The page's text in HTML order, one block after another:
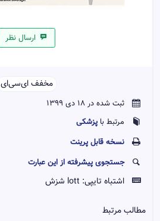
ارسال نظر
مخفف ای‌سی‌ای‌‌
ثبت شده در 18 دی 1399
مرتبط باپزشکی
نسخه قابل پرينت
جستجوی پیشرفته از این عبارت
اشتباه تایپی: lott شزش
مطالب مرتبط